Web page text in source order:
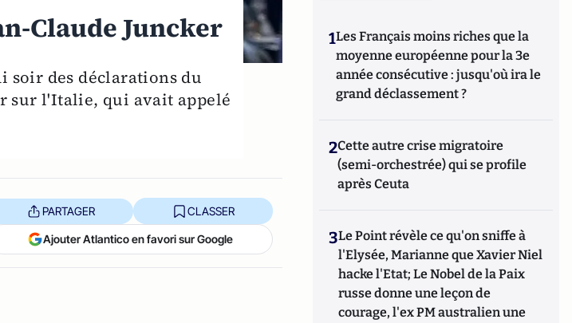
Claude Juncker
soir des déclarations du
sur l'Italie, qui avait appelé
PARTAGER CLASSER
Ajouter Atlantico en favori sur Google
1Les Français moins riches que la
moyenne européenne pour la 3e
année consécutive : jusqu'où ira le
grand déclassement ?
2Cette autre crise migratoire
(semi-orchestrée) qui se profile
après Ceuta
3Le Point révèle ce qu'on sniffe à
l'Elysée, Marianne que Xavier Niel
hacke l'Etat; Le Nobel de la Paix
russe donne une leçon de
courage, l'ex PM australien une